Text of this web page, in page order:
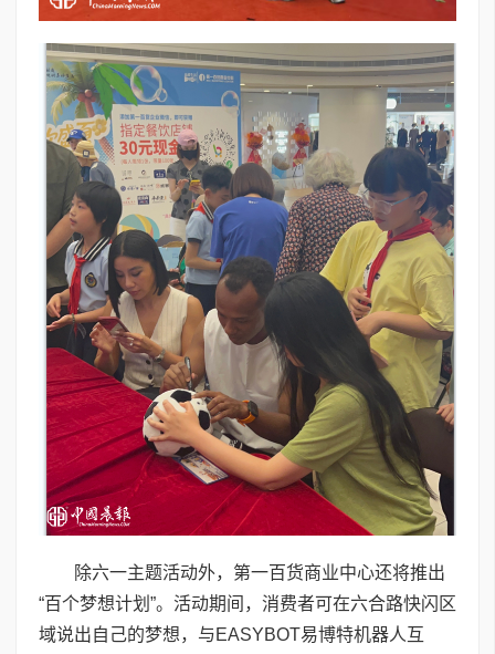
除六一主题活动外，第一百货商业中心还将推出
“百个梦想计划”。活动期间，消费者可在六合路快闪区
域说出自己的梦想，与EASYBOT易博特机器人互